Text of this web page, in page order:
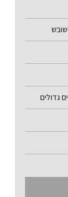
גדולים